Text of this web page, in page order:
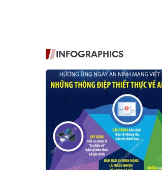
INFOGRAPHICS